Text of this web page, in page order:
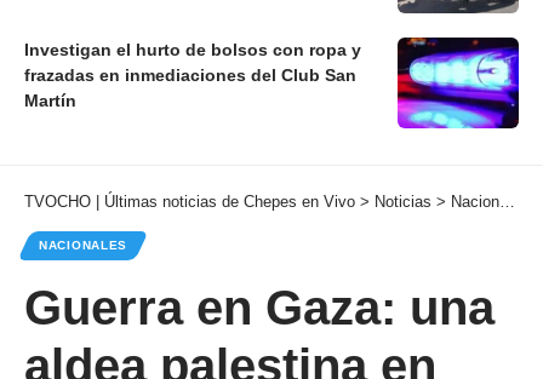
Investigan el hurto de bolsos con ropa y
frazadas en inmediaciones del Club San
Martín
TVOCHO | Últimas noticias de Chepes en Vivo > Noticias > Nacionales
NACIONALES
Guerra en Gaza: una
aldea palestina en